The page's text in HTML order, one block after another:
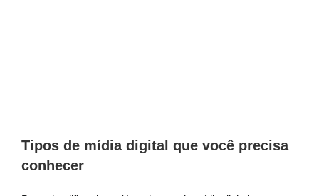
Tipos de mídia digital que você precisa
conhecer